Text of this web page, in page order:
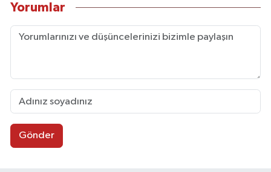
Yorumlar
Gönder